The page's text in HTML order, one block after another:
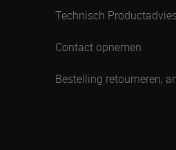
Technisch Productadvies
Contact opnemen
Bestelling retourneren,